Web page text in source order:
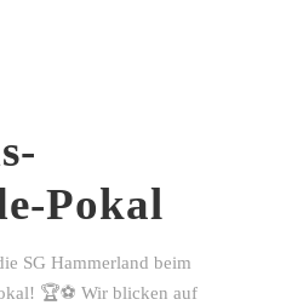
Pokal
SG Hammerland beim
🏆⚽ Wir blicken auf